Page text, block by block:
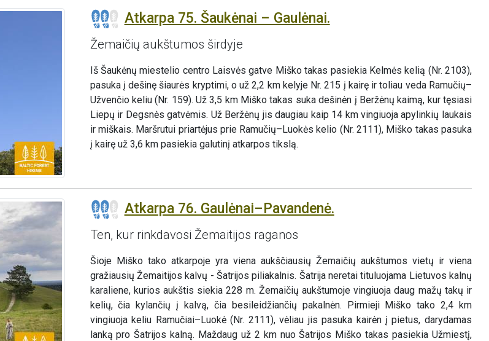
Atkarpa 75. Šaukėnai – Gaulėnai.
Žemaičių aukštumos širdyje
Iš Šaukėnų miestelio centro Laisvės gatve Miško takas pasiekia Kelmės kelią (Nr. 2103),
pasuka į dešinę šiaurės kryptimi, o už 2,2 km kelyje Nr. 215 į kairę ir toliau veda Ramučių–
Užvenčio keliu (Nr. 159). Už 3,5 km Miško takas suka dešinėn į Beržėnų kaimą, kur tęsiasi
Liepų ir Degsnės gatvėmis. Už Beržėnų jis daugiau kaip 14 km vingiuoja apylinkių laukais
ir miškais. Maršrutui priartėjus prie Ramučių–Luokės kelio (Nr. 2111), Miško takas pasuka
į kairę už 3,6 km pasiekia galutinį atkarpos tikslą.
Atkarpa 76. Gaulėnai–Pavandenė.
Ten, kur rinkdavosi Žemaitijos raganos
Šioje Miško tako atkarpoje yra viena aukščiausių Žemaičių aukštumos vietų ir viena
gražiausių Žemaitijos kalvų - Šatrijos piliakalnis. Šatrija neretai tituluojama Lietuvos kalnų
karaliene, kurios aukštis siekia 228 m. Žemaičių aukštumoje vingiuoja daug mažų takų ir
kelių, čia kylančių į kalvą, čia besileidžiančių pakalnėn. Pirmieji Miško tako 2,4 km
vingiuoja keliu Ramučiai–Luokė (Nr. 2111), vėliau jis pasuka kairėn į pietus, darydamas
lanką pro Šatrijos kalną. Maždaug už 2 km nuo Šatrijos Miško takas pasiekia Užmiestį,